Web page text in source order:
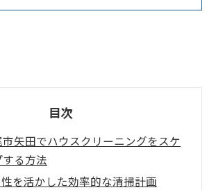
目次
矢田でハウスクリーニングをスケ
る方法
を活かした効率的な清掃計画